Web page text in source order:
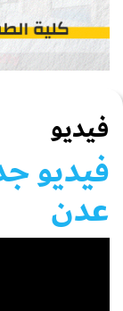
فيديو
فيديو
عدن